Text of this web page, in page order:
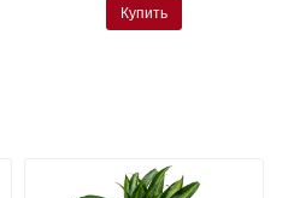
Купить